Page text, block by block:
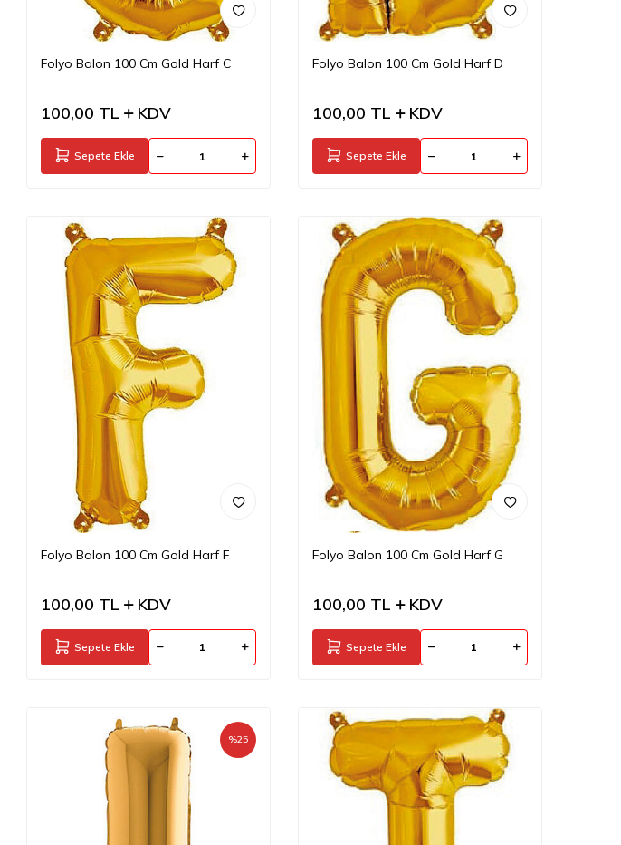
Folyo Balon 100 Cm Gold Harf C
100,00 TL KDV
Sepete Ekle
Folyo Balon 100 Cm Gold Harf D
100,00 TL KDV
Sepete Ekle
Folyo Balon 100 Cm Gold Harf F
100,00 TL KDV
Sepete Ekle
Folyo Balon 100 Cm Gold Harf G
100,00 TL KDV
Sepete Ekle
%25